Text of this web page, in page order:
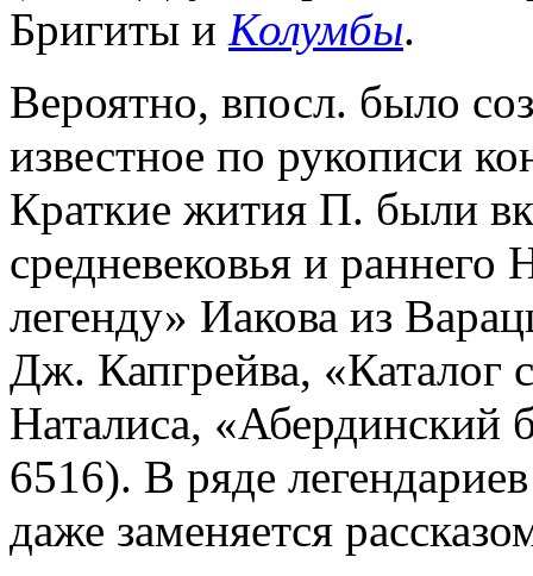
Бригиты и Колумбы.
Вероятно, впосл. было
известное по рукописи
Краткие жития П. были
средневековья и
легенду» Иакова из
Дж. Капгрейва, «Каталог
Наталиса, «Абердинский
6516). В ряде
даже заменяется